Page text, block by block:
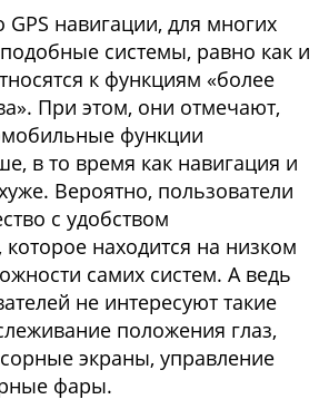
GPS навигации, для многих
системы, равно как и
к функциям «более
При этом, они отмечают,
функции
в то время как навигация и
Вероятно, пользователи
с удобством
находится на низком
самих систем. А ведь
не интересуют такие
положения глаз,
экраны, управление
фары.